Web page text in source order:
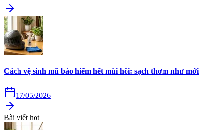
Cách vệ sinh mũ bảo hiểm hết mùi hôi: sạch thơm như mới
17/05/2026
Bài viết hot